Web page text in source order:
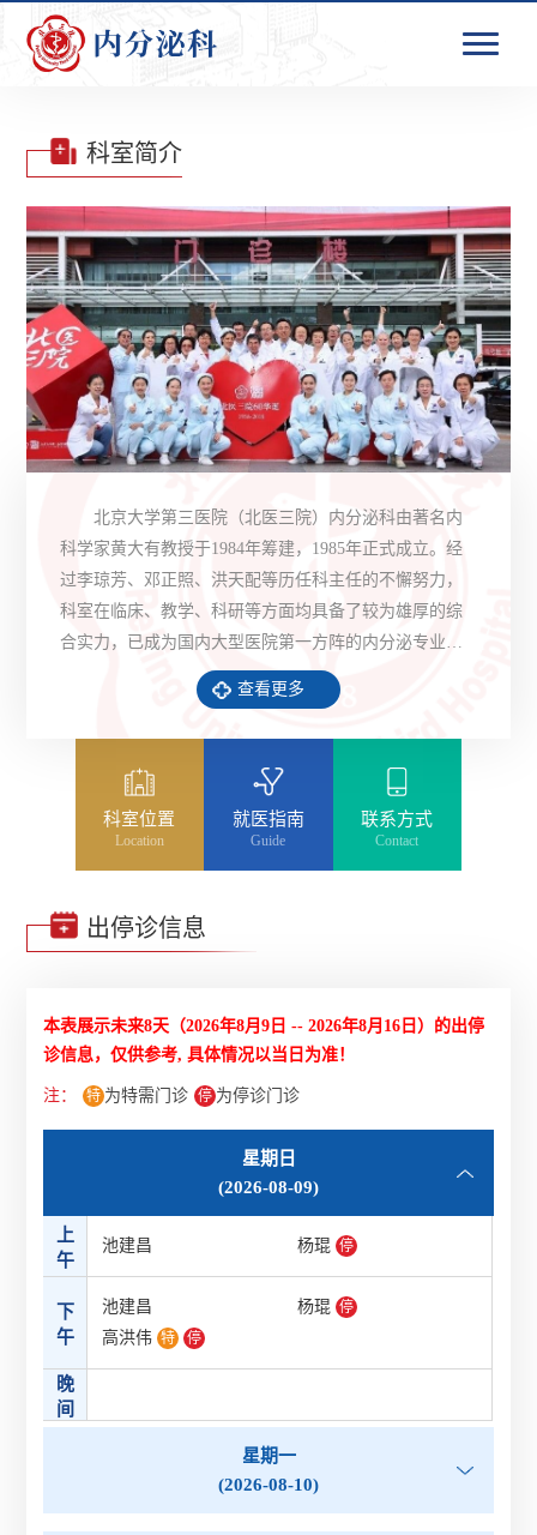
科室简介
北京大学第三医院（北医三院）内分泌科由著名内
科学家黄大有教授于1984年筹建，1985年正式成立。经
过李琼芳、邓正照、洪天配等历任科主任的不懈努力，
科室在临床、教学、科研等方面均具备了较为雄厚的综
合实力，已成为国内大型医院第一方阵的内分泌专业团
队。内分泌科现有医护人员和技师共49人，其中教授、
主任医师5名，研究员2名，副教授、副主任医师7名，主
治医师10名，助理研究员1名，住院医师6名，主管技师3
名，副主任护师2名，...
查看更多
科室位置
Location
就医指南
Guide
联系方式
Contact
出停诊信息
本表展示未来8天（2026年8月9日 -- 2026年8月16日 ）的出停
诊信息，仅供参考, 具体情况以当日为准！
注： 特为特需门诊 停为停诊门诊
星期日
(2026-08-09)
上
午
池建昌 杨琨 停
下
午
池建昌 杨琨 停
高洪伟 特 停
晚
间
星期一
(2026-08-10)